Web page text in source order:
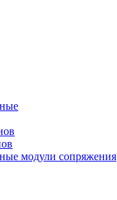
модули сопряжения